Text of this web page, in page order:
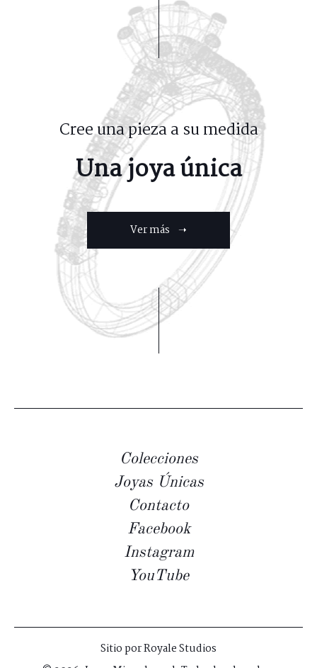
Cree una pieza a su medida
Una joya única
Ver más ➝
Colecciones
Joyas Únicas
Contacto
Facebook
Instagram
YouTube
Sitio porRoyale Studios